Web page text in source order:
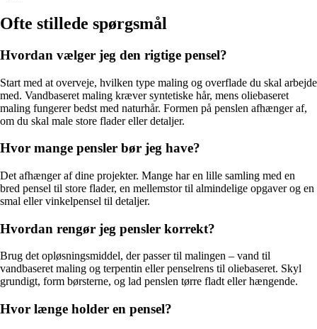
Ofte stillede spørgsmål
Hvordan vælger jeg den rigtige pensel?
Start med at overveje, hvilken type maling og overflade du skal arbejde
med. Vandbaseret maling kræver syntetiske hår, mens oliebaseret
maling fungerer bedst med naturhår. Formen på penslen afhænger af,
om du skal male store flader eller detaljer.
Hvor mange pensler bør jeg have?
Det afhænger af dine projekter. Mange har en lille samling med en
bred pensel til store flader, en mellemstor til almindelige opgaver og en
smal eller vinkelpensel til detaljer.
Hvordan rengør jeg pensler korrekt?
Brug det opløsningsmiddel, der passer til malingen – vand til
vandbaseret maling og terpentin eller penselrens til oliebaseret. Skyl
grundigt, form børsterne, og lad penslen tørre fladt eller hængende.
Hvor længe holder en pensel?